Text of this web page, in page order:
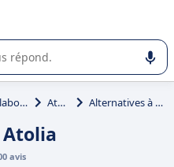
ou la sélection de
Plateforme collaborative Atolia Alternatives à Atolia
avis